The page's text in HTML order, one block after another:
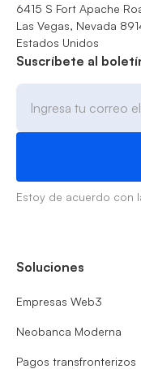
6415 S Fort Apache
Las Vegas, Nevada
Estados Unidos
Suscríbete al
Estoy de acuerdo con
Soluciones
Empresas Web3
Neobanca Moderna
Pagos transfronterizos